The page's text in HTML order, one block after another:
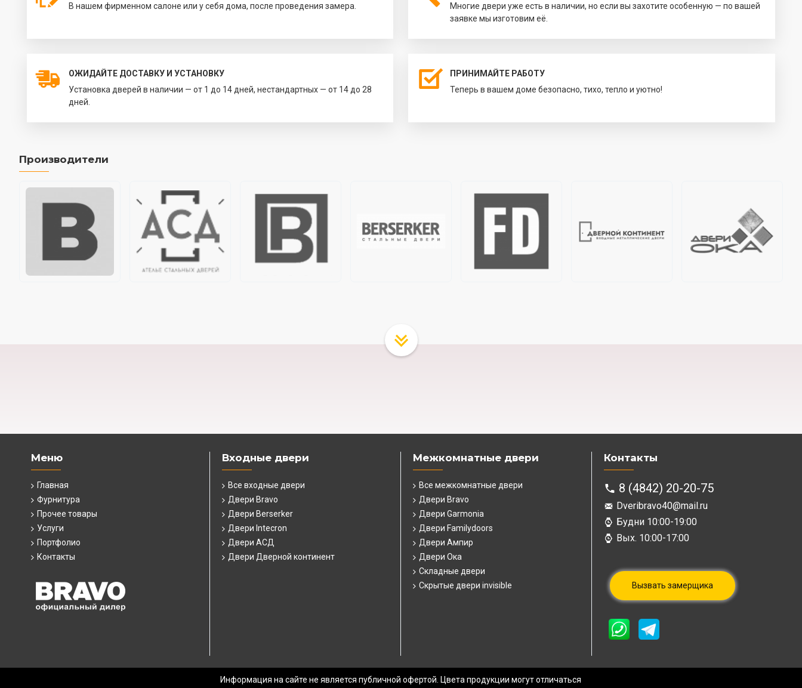
В нашем фирменном салоне или у себя дома, после проведения замера.
Многие двери уже есть в наличии, но если вы захотите особенную — по вашей
заявке мы изготовим её.
ОЖИДАЙТЕ ДОСТАВКУ И УСТАНОВКУ
Установка дверей в наличии — от 1 до 14 дней, нестандартных — от 14 до 28
дней.
ПРИНИМАЙТЕ РАБОТУ
Теперь в вашем доме безопасно, тихо, тепло и уютно!
Производители
Меню
Главная
Фурнитура
Прочее товары
Услуги
Портфолио
Контакты
Входные двери
Все входные двери
Двери Bravo
Двери Berserker
Двери Intecron
Двери АСД
Двери Дверной континент
Межкомнатные двери
Все межкомнатные двери
Двери Bravo
Двери Garmonia
Двери Familydoors
Двери Ампир
Двери Ока
Складные двери
Скрытые двери invisible
Контакты
8 (4842) 20-20-75
Dveribravo40@mail.ru
Будни 10:00-19:00
Вых. 10:00-17:00
Вызвать замерщика
Информация на сайте не является публичной офертой. Цвета продукции могут отличаться